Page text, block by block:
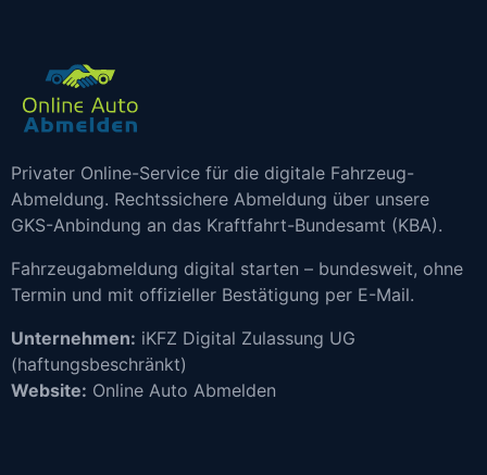
Privater Online-Service für die digitale Fahrzeug-
Abmeldung. Rechtssichere Abmeldung über unsere
GKS-Anbindung an das Kraftfahrt-Bundesamt (KBA).
Fahrzeugabmeldung digital starten – bundesweit, ohne
Termin und mit offizieller Bestätigung per E-Mail.
Unternehmen: iKFZ Digital Zulassung UG
(haftungsbeschränkt)
Website: Online Auto Abmelden